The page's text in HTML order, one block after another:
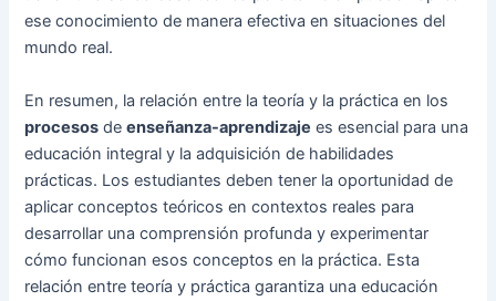
ese conocimiento de manera efectiva en situaciones del
mundo real.
En resumen, la relación entre la teoría y la práctica en los
procesos deenseñanza-aprendizaje es esencial para una
educación integral y la adquisición de habilidades
prácticas. Los estudiantes deben tener la oportunidad de
aplicar conceptos teóricos en contextos reales para
desarrollar una comprensión profunda y experimentar
cómo funcionan esos conceptos en la práctica. Esta
relación entre teoría y práctica garantiza una educación